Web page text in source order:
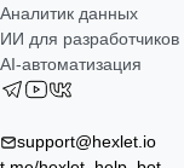
Аналитик данных
ИИ для разработчиков
AI-автоматизация
support@hexlet.io